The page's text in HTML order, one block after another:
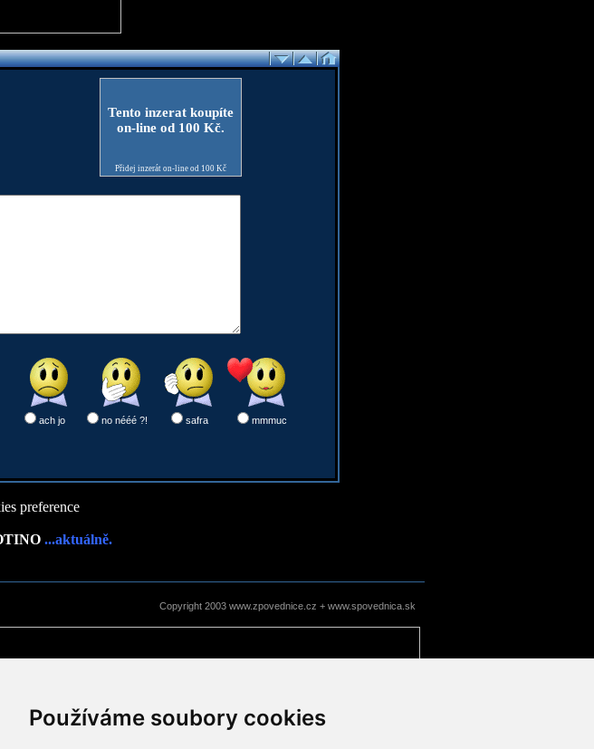
Používáme soubory cookies
Tento inzerat koupíte
on-line od 100 Kč.
Přidej inzerát on-line od 100 Kč
ach jo no nééé ?! safra
mmmuc
preference
...aktuálně.
Copyright 2003 www.zpovednice.cz + www.spovednica.sk